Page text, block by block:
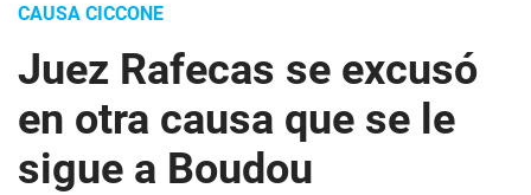
CAUSA CICCONE
Juez Rafecas se excusó
en otra causa que se le
sigue a Boudou